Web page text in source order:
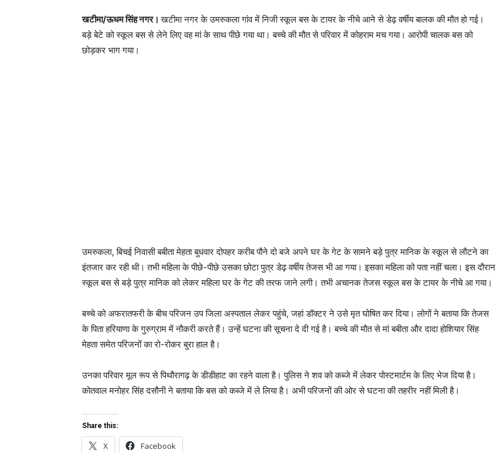
खटीमा/ऊधम सिंह नगर।खटीमा नगर के उमरुकला गांव में निजी स्कूल बस के टायर के नीचे आने से डेढ़ वर्षीय बालक की मौत हो गई।
बड़े बेटे को स्कूल बस से लेने लिए वह मां के साथ पीछे गया था। बच्चे की मौत से परिवार में कोहराम मच गया। आरोपी चालक बस को
छोड़कर भाग गया।
उमरुकला, बिचई निवासी बबीता मेहता बुधवार दोपहर करीब पौने दो बजे अपने घर के गेट के सामने बड़े पुत्र मानिक के स्कूल से लौटने का
इंतजार कर रही थी। तभी महिला के पीछे-पीछे उसका छोटा पुत्र डेढ़ वर्षीय तेजस भी आ गया। इसका महिला को पता नहीं चला। इस दौरान
स्कूल बस से बड़े पुत्र मानिक को लेकर महिला घर के गेट की तरफ जाने लगी। तभी अचानक तेजस स्कूल बस के टायर के नीचे आ गया।
बच्चे को अफरातफरी के बीच परिजन उप जिला अस्पताल लेकर पहुंचे, जहां डॉक्टर ने उसे मृत घोषित कर दिया। लोगों ने बताया कि तेजस
के पिता हरियाणा के गुरुग्राम में नौकरी करते हैं। उन्हें घटना की सूचना दे दी गई है। बच्चे की मौत से मां बबीता और दादा होशियार सिंह
मेहता समेत परिजनों का रो-रोकर बुरा हाल है।
उनका परिवार मूल रूप से पिथौरागढ़ के डीडीहाट का रहने वाला है। पुलिस ने शव को कब्जे में लेकर पोस्टमार्टम के लिए भेज दिया है।
कोतवाल मनोहर सिंह दसौनी ने बताया कि बस को कब्जे में ले लिया है। अभी परिजनों की ओर से घटना की तहरीर नहीं मिली है।
Share this:
X Facebook